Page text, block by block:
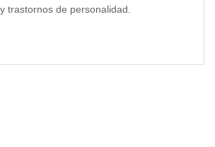
trastornos de personalidad.